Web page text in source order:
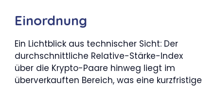
Einordnung
Ein Lichtblick aus technischer Sicht: Der
durchschnittliche Relative-Stärke-Index
über die Krypto-Paare hinweg liegt im
überverkauften Bereich, was eine kurzfristige